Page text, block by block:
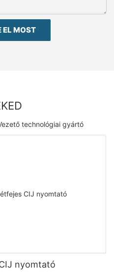
EL MOST
technológiai gyártó
nyomtató